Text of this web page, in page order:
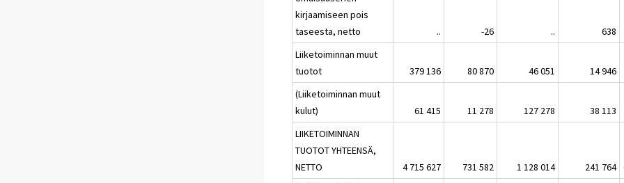
kirjaamiseen pois
taseesta, netto
.. -26 .. 638
Liiketoiminnan muut
tuotot
379 136 80 870 46 051 14 946
(Liiketoiminnan muut
kulut)
61 415 11 278 127 278 38 113
LIIKETOIMINNAN
TUOTOT YHTEENSÄ,
NETTO
4 715 627 731 582 1 128 014 241 764